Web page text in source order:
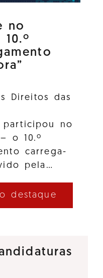
no
Direitos das
participou no
o 10.º
carrega-
pela…
destaque